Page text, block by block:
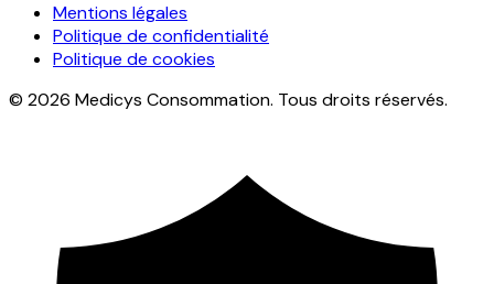
Mentions légales
Politique de confidentialité
Politique de cookies
© 2026 Medicys Consommation. Tous droits réservés.